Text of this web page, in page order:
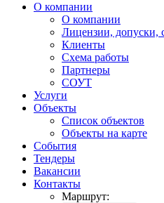
О компании
О компании
Лицензии, допуски,
Клиенты
Схема работы
Партнеры
СОУТ
Услуги
Объекты
Cписок объектов
Объекты на карте
Cобытия
Тендеры
Вакансии
Контакты
Маршрут: